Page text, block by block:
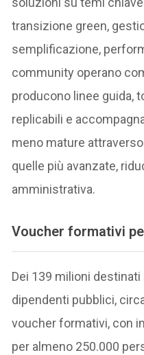
transizione green,
semplificazione,
community operano
producono linee guida,
replicabili e
meno mature
quelle più avanzate,
amministrativa.
Voucher formativi
Dei 139 milioni
dipendenti pubblici,
voucher formativi, con
per almeno 250.000